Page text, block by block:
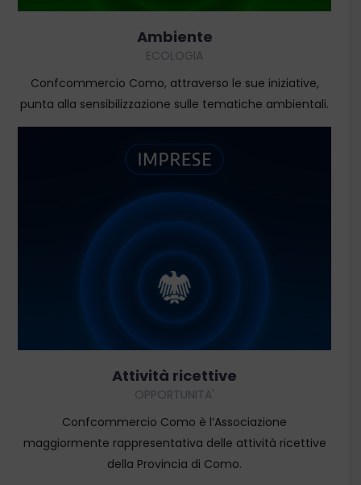
Ambiente
ECOLOGIA
Confcommercio Como, attraverso le sue iniziative,
punta alla sensibilizzazione sulle tematiche ambientali.
Attività ricettive
OPPORTUNITA'
Confcommercio Como è l’Associazione
maggiormente rappresentativa delle attività ricettive
della Provincia di Como.